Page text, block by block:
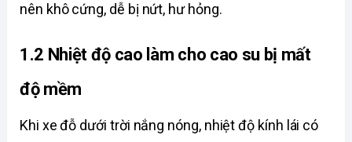
nên khô cứng, dễ bị nứt, hư hỏng.
1.2 Nhiệt độ cao làm cho cao su bị mất
độ mềm
Khi xe đỗ dưới trời nắng nóng, nhiệt độ kính lái có